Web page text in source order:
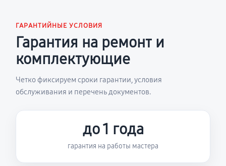
ГАРАНТИЙНЫЕ УСЛОВИЯ
Гарантия на ремонт и
комплектующие
Четко фиксируем сроки гарантии, условия
обслуживания и перечень документов.
до 1 года
гарантия на работы мастера